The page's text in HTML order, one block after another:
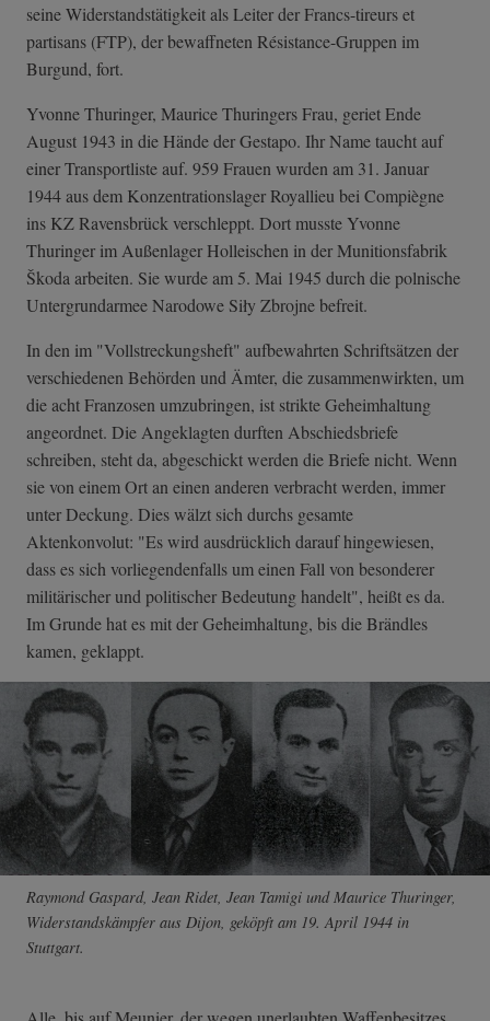
seine Widerstandstätigkeit als Leiter der Francs-tireurs et
partisans (FTP), der bewaffneten Résistance-Gruppen im
Burgund, fort.
Yvonne Thuringer, Maurice Thuringers Frau, geriet Ende
August 1943 in die Hände der Gestapo. Ihr Name taucht auf
einer Transportliste auf. 959 Frauen wurden am 31. Januar
1944 aus dem Konzentrationslager Royallieu bei Compiègne
ins KZ Ravensbrück verschleppt. Dort musste Yvonne
Thuringer im Außenlager Holleischen in der Munitionsfabrik
Škoda arbeiten. Sie wurde am 5. Mai 1945 durch die polnische
Untergrundarmee Narodowe Siły Zbrojne befreit.
In den im "Vollstreckungsheft" aufbewahrten Schriftsätzen der
verschiedenen Behörden und Ämter, die zusammenwirkten, um
die acht Franzosen umzubringen, ist strikte Geheimhaltung
angeordnet. Die Angeklagten durften Abschiedsbriefe
schreiben, steht da, abgeschickt werden die Briefe nicht. Wenn
sie von einem Ort an einen anderen verbracht werden, immer
unter Deckung. Dies wälzt sich durchs gesamte
Aktenkonvolut: "Es wird ausdrücklich darauf hingewiesen,
dass es sich vorliegendenfalls um einen Fall von besonderer
militärischer und politischer Bedeutung handelt", heißt es da.
Im Grunde hat es mit der Geheimhaltung, bis die Brändles
kamen, geklappt.
Raymond Gaspard, Jean Ridet, Jean Tamigi und Maurice Thuringer,
Widerstandskämpfer aus Dijon, geköpft am 19. April 1944 in
Stuttgart.